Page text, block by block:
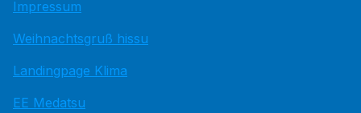
Impressum
Weihnachtsgruß hissu
Landingpage Klima
EE Medatsu